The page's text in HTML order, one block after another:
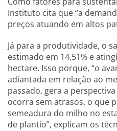
Instituto cita que “a
preços atuando em altos
Já para a produtividade, o
estimado em 14,51% e
hectare. Isso porque, “o
adiantada em relação ao
passado, gera a
ocorra sem atrasos, o que
semeadura do milho no
de plantio”, explicam os